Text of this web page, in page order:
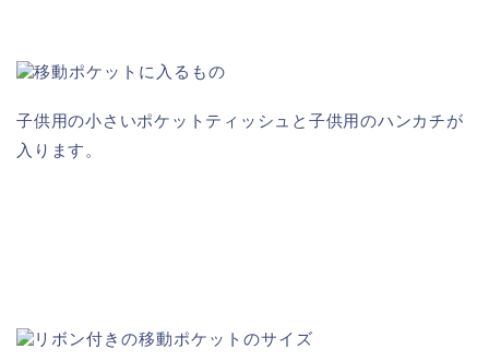
子供用の小さいポケットティッシュと子供用のハンカチが
入ります。